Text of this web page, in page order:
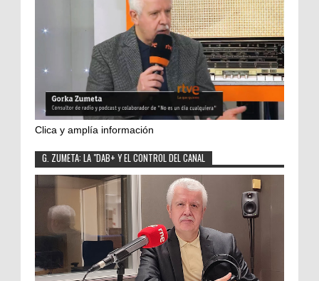
Clica y amplía información
G. ZUMETA: LA "DAB+ Y EL CONTROL DEL CANAL